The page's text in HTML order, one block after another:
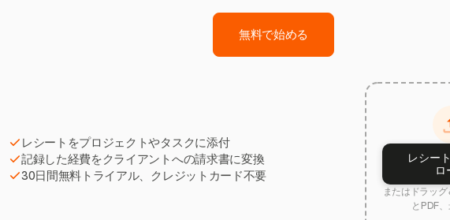
無料で始める
レシートをプロジェクトやタスクに添付
記録した経費をクライアントへの請求書に変換
30日間無料トライアル、クレジットカード不要
レシー
ロ
またはドラッ
とPDF